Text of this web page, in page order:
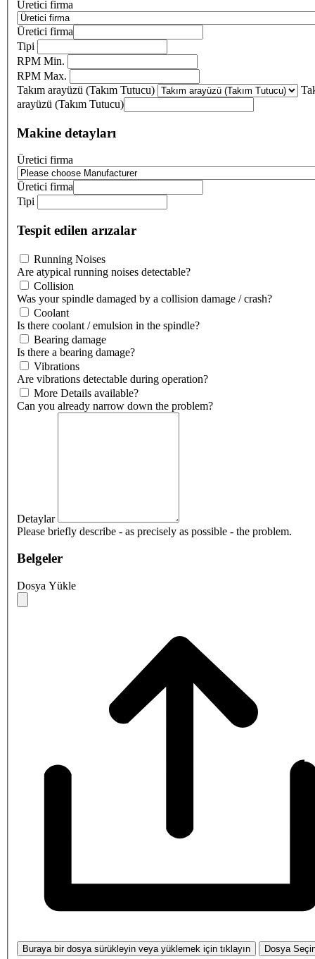
Üretici firma
Üretici firma
Tipi
RPM Min.
RPM Max.
Takım arayüzü (Takım Tutucu)
arayüzü (Takım Tutucu)
Makine detayları
Üretici firma
Üretici firma
Tipi
Tespit edilen arızalar
Running Noises
Are atypical running noises detectable?
Collision
Was your spindle damaged by a collision damage / crash?
Coolant
Is there coolant / emulsion in the spindle?
Bearing damage
Is there a bearing damage?
Vibrations
Are vibrations detectable during operation?
More Details available?
Can you already narrow down the problem?
Detaylar
Please briefly describe - as precisely as possible - the problem.
Belgeler
Dosya Yükle
Buraya bir dosya sürükleyin veya yüklemek için tıklayın Dosya